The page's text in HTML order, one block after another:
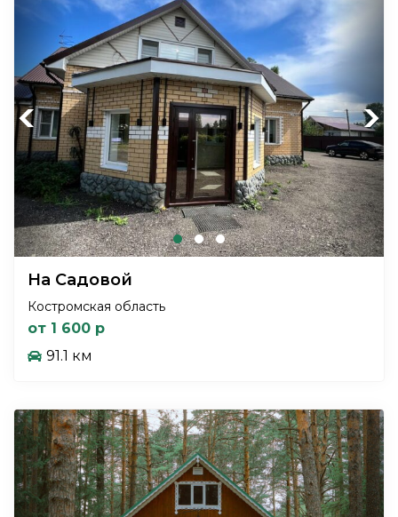
Previous Next
На Садовой
Костромская область
от 1 600 р
91.1 км